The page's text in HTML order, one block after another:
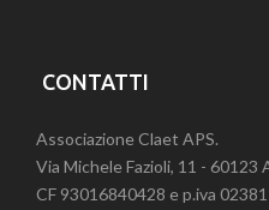
CONTATTI
Associazione Claet APS.
Via Michele Fazioli, 11 - 60123
CF 93016840428 e p.iva